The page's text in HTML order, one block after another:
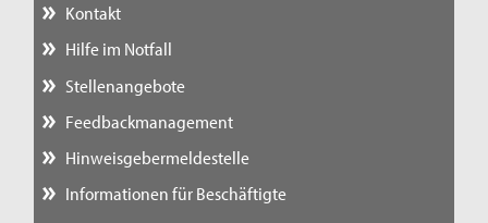
Kontakt
Hilfe im Notfall
Stellenangebote
Feedbackmanagement
Hinweisgebermeldestelle
Informationen für Beschäftigte